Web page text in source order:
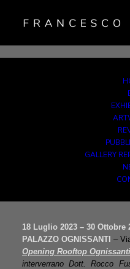
GALLERY
“Gli ulivi di Puglia
dalla passione per la Terra
tema della tutela ambientale”
Sylva – Lecce
18 Luglio 2023 – 30 Ottobre
PALAZZO OGNISSANTI –
Opening Rooftop
interverrano Dott. Rocco